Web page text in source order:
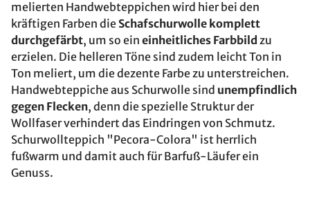
melierten Handwebteppichen wird hier bei den
kräftigen Farben die Schafschurwolle komplett
durchgefärbt, um so ein einheitliches Farbbild zu
erzielen. Die helleren Töne sind zudem leicht Ton in
Ton meliert, um die dezente Farbe zu unterstreichen.
Handwebteppiche aus Schurwolle sind unempfindlich
gegen Flecken, denn die spezielle Struktur der
Wollfaser verhindert das Eindringen von Schmutz.
Schurwollteppich "Pecora-Colora" ist herrlich
fußwarm und damit auch für Barfuß-Läufer ein
Genuss.